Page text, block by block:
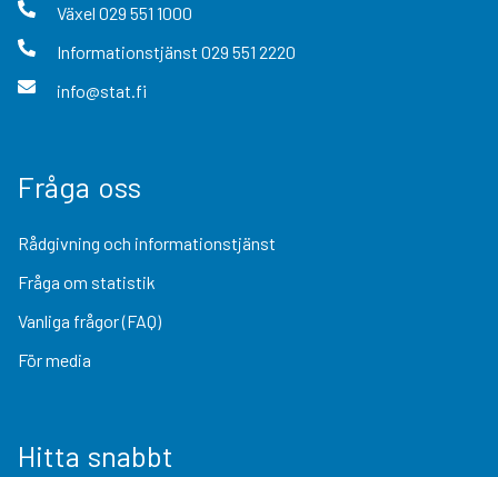
Växel 029 551 1000
Informationstjänst 029 551 2220
info@stat.fi
Fråga oss
Rådgivning och informationstjänst
Fråga om statistik
Vanliga frågor (FAQ)
För media
Hitta snabbt